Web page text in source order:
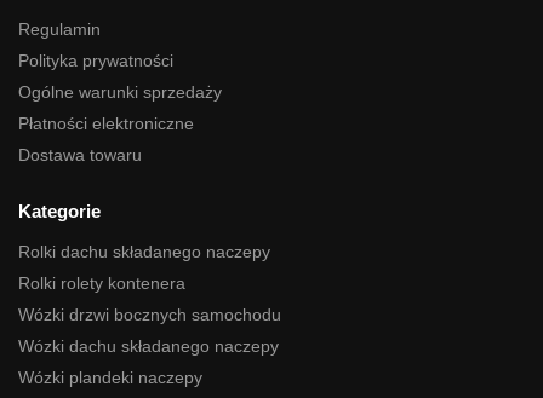
Regulamin
Polityka prywatności
Ogólne warunki sprzedaży
Płatności elektroniczne
Dostawa towaru
Kategorie
Rolki dachu składanego naczepy
Rolki rolety kontenera
Wózki drzwi bocznych samochodu
Wózki dachu składanego naczepy
Wózki plandeki naczepy